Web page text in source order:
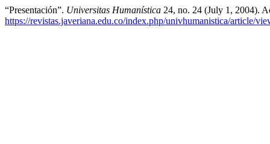
“Presentación”. Universitas Humanística 24, no. 24 (July 1, 2004).
https://revistas.javeriana.edu.co/index.php/univhumanistica/article/